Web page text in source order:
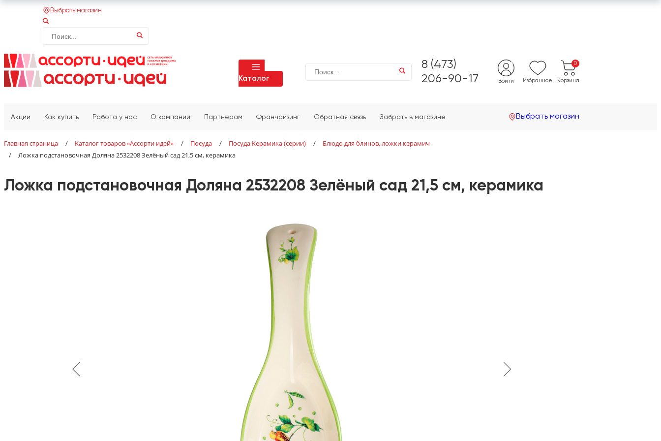
Выбрать магазин
Каталог
8 (473)
206-90-17
Войти Избранное Корзина
0
Акции Как купить Работа у нас О компании Партнерам Франчайзинг Обратная связь Забрать в магазине Выбрать магазин
Главная страница / Каталог товаров «‎Ассорти идей»‎ / Посуда / Посуда Керамика (серии) /
Блюдо для блинов, ложки керамич
/
Ложка подстановочная Доляна 2532208 Зелёный сад 21,5 см, керамика
Ложка подстановочная Доляна 2532208 Зелёный сад 21,5 см, керамика